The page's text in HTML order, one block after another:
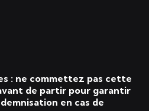
: ne commettez pas cette
de partir pour garantir
en cas de